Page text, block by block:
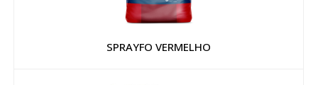
SPRAYFO VERMELHO